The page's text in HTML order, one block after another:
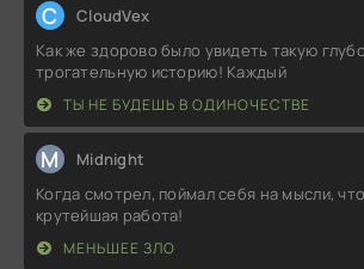
C CloudVex
Как же здорово было увидеть такую
трогательную историю! Каждый
ТЫ НЕ БУДЕШЬ В ОДИНОЧЕСТВЕ
M Midnight
Когда смотрел, поймал себя на мысли,
крутейшая работа!
МЕНЬШЕЕ ЗЛО